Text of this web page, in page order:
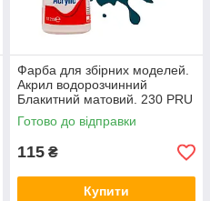
Фарба для збірних моделей.
Акрил водорозчинний
Блакитний матовий. 230 PRU
Blue Matt. HUMBROL 230
Готово до відправки
115 ₴
Купити